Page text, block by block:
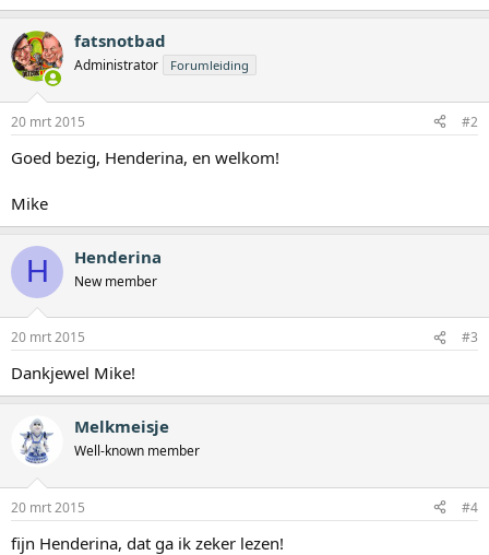
fatsnotbad
Administrator Forumleiding
20 mrt 2015 #2
Goed bezig, Henderina, en welkom!
Mike
H Henderina
New member
20 mrt 2015 #3
Dankjewel Mike!
Melkmeisje
Well-known member
20 mrt 2015 #4
fijn Henderina, dat ga ik zeker lezen!